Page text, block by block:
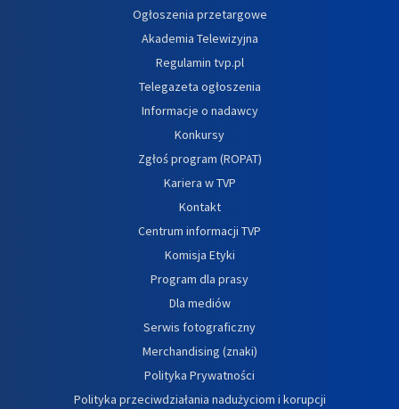
Ogłoszenia przetargowe
Akademia Telewizyjna
Regulamin tvp.pl
Telegazeta ogłoszenia
Informacje o nadawcy
Konkursy
Zgłoś program (ROPAT)
Kariera w TVP
Kontakt
Centrum informacji TVP
Komisja Etyki
Program dla prasy
Dla mediów
Serwis fotograficzny
Merchandising (znaki)
Polityka Prywatności
Polityka przeciwdziałania nadużyciom i korupcji